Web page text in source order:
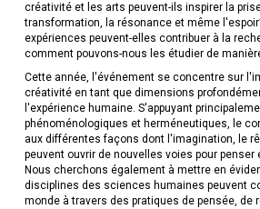
créativité et les arts peuvent-ils inspirer la
transformation, la résonance et même
expériences peuvent-elles contribuer à la
comment pouvons-nous les étudier de
Cette année, l'événement se concentre sur
créativité en tant que dimensions
l'expérience humaine. S'appuyant
phénoménologiques et herméneutiques, le
aux différentes façons dont l'imagination, le
peuvent ouvrir de nouvelles voies pour penser
Nous cherchons également à mettre en
disciplines des sciences humaines peuvent
monde à travers des pratiques de pensée, de